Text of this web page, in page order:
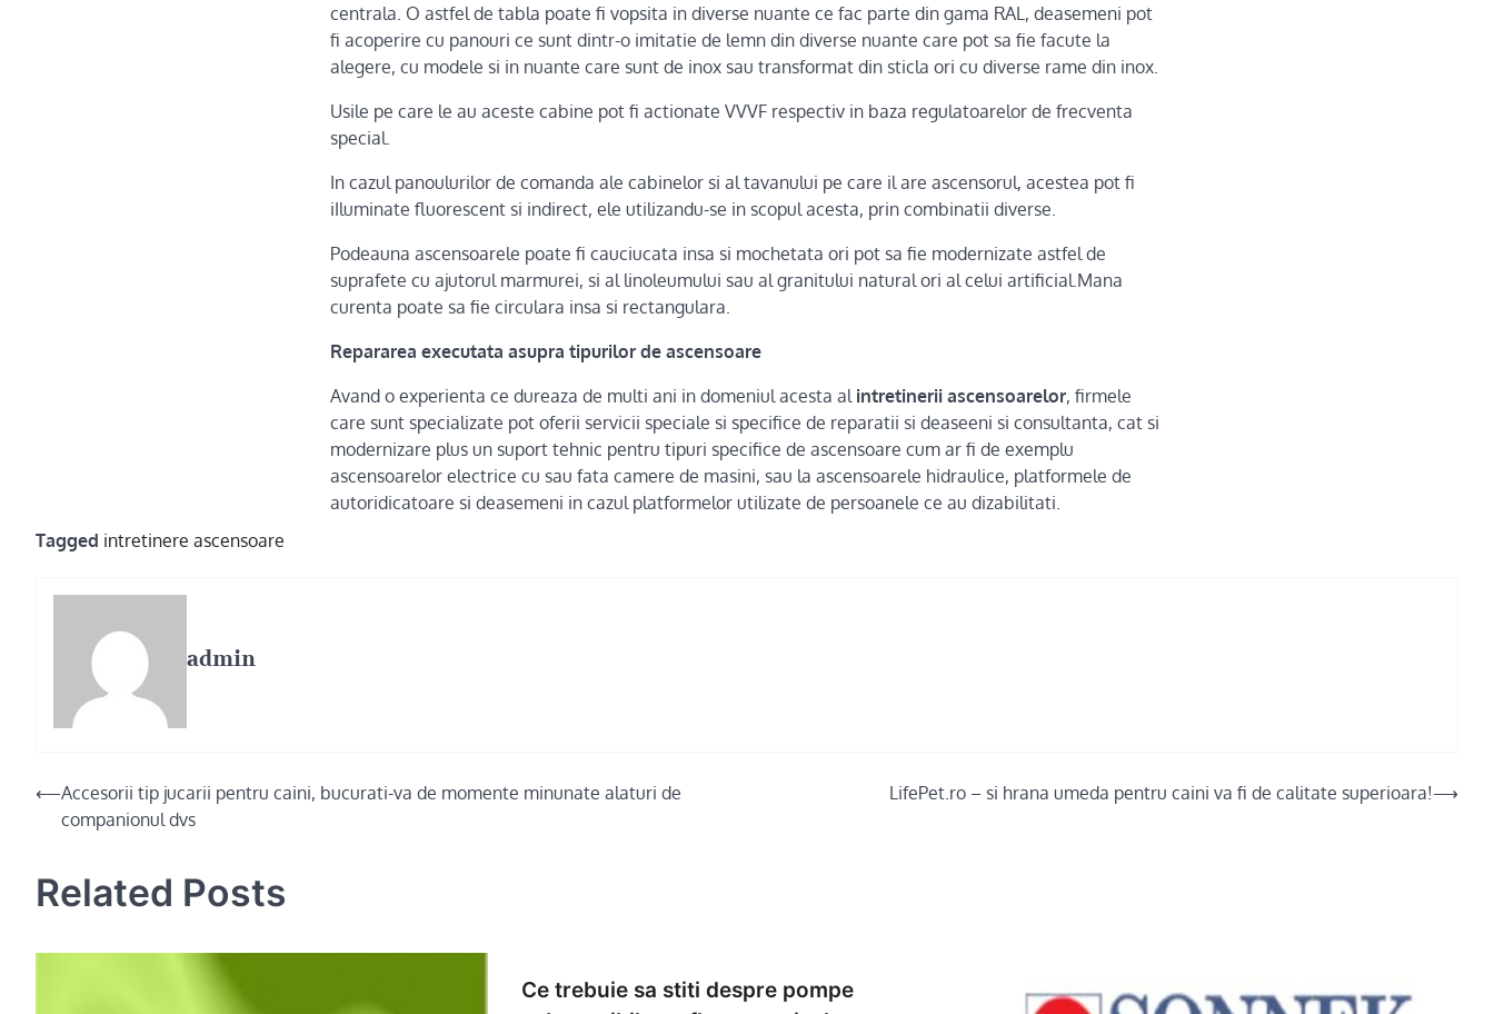
centrala. O astfel de tabla poate fi vopsita in diverse nuante ce fac parte din gama RAL, deasemeni pot
fi acoperire cu panouri ce sunt dintr-o imitatie de lemn din diverse nuante care pot sa fie facute la
alegere, cu modele si in nuante care sunt de inox sau transformat din sticla ori cu diverse rame din inox.
Usile pe care le au aceste cabine pot fi actionate VVVF respectiv in baza regulatoarelor de frecventa
special.
In cazul panoulurilor de comanda ale cabinelor si al tavanului pe care il are ascensorul, acestea pot fi
iIluminate fluorescent si indirect, ele utilizandu-se in scopul acesta, prin combinatii diverse.
Podeauna ascensoarele poate fi cauciucata insa si mochetata ori pot sa fie modernizate astfel de
suprafete cu ajutorul marmurei, si al linoleumului sau al granitului natural ori al celui artificial.Mana
curenta poate sa fie circulara insa si rectangulara.
Repararea executata asupra tipurilor de ascensoare
Avand o experienta ce dureaza de multi ani in domeniul acesta al intretinerii ascensoarelor, firmele
care sunt specializate pot oferii servicii speciale si specifice de reparatii si deaseeni si consultanta, cat si
modernizare plus un suport tehnic pentru tipuri specifice de ascensoare cum ar fi de exemplu
ascensoarelor electrice cu sau fata camere de masini, sau la ascensoarele hidraulice, platformele de
autoridicatoare si deasemeni in cazul platformelor utilizate de persoanele ce au dizabilitati.
Tagged intretinere ascensoare
admin
Post
navigation
⟵Accesorii tip jucarii pentru caini, bucurati-va de momente minunate alaturi de
companionul dvs
LifePet.ro – si hrana umeda pentru caini va fi de calitate superioara!⟶
Related Posts
Ce trebuie sa stiti despre pompe